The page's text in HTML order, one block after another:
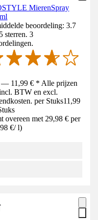
MierenSpray
beoordeling: 3.7
sterren. 3
— 11,99 € * Alle prijzen
BTW en excl.
per Stuks11,99
overeen met 29,98 € per
€/ l)